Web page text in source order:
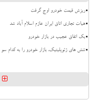
ریزش قیمت خودرو اوج گرفت
هیات تجاری اتاق ایران عازم اسلام آباد شد
بک اتفاق عجیب در بازار خودرو
تنش های ژئوپلیتیک، بازار خودرو را به کدام